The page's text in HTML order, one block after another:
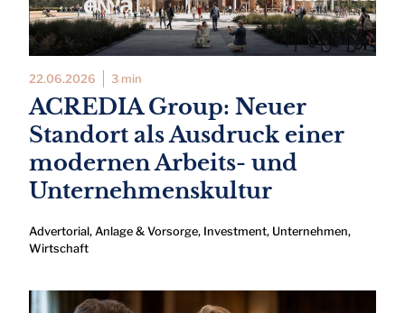
22.06.2026 3 min
ACREDIA Group: Neuer
Standort als Ausdruck einer
modernen Arbeits- und
Unternehmenskultur
Advertorial, Anlage & Vorsorge, Investment, Unternehmen,
Wirtschaft